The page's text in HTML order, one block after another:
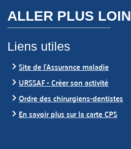
ALLER PLUS LOIN
Liens utiles
Site de l’Assurance maladie
URSSAF - Créer son activité
Ordre des chirurgiens-dentistes
En savoir plus sur la carte CPS